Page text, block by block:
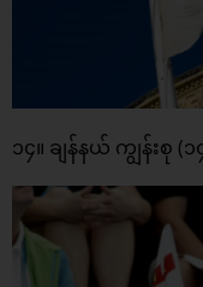
၁၄။ ချန်နယ် ကျွန်းစု (၁